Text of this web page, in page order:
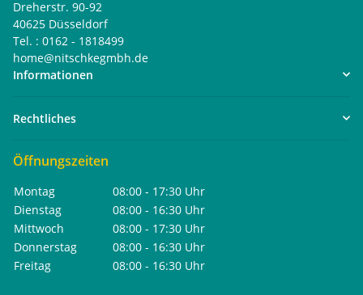
Dreherstr. 90-92
40625 Düsseldorf
Tel. : 0162 - 1818499
home@nitschkegmbh.de
Informationen
Rechtliches
Öffnungszeiten
Montag
08:00 - 17:30 Uhr
Dienstag
08:00 - 16:30 Uhr
Mittwoch
08:00 - 17:30 Uhr
Donnerstag
08:00 - 16:30 Uhr
Freitag
08:00 - 16:30 Uhr